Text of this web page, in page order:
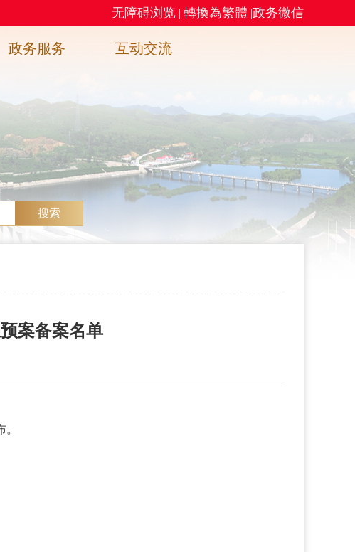
无障碍浏览 | 轉換為繁體 |政务微信
政务服务 互动交流
搜索
案备案名单